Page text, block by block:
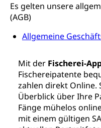
Es gelten unsere
(AGB)
Allgemeine
Mit der Fischerei-
Fischereipatente
zahlen direkt Online.
Überblick über Ihre
Fänge mühelos
mit einem gültigen
Staat und Recht
Gleichstellung von
Gleichstellung
Zivilverfahren
Zivilrecht,
Bezirksgerichte:
Betreibung und